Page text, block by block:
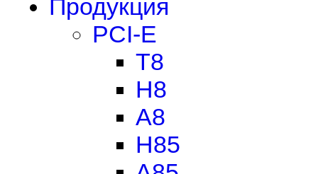
Продукция
PCI-E
T8
H8
A8
H85